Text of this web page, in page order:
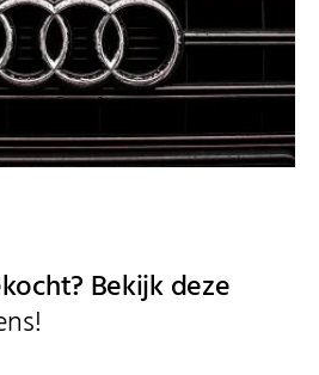
Bekijk deze